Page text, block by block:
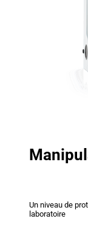
Un niveau de
laboratoire